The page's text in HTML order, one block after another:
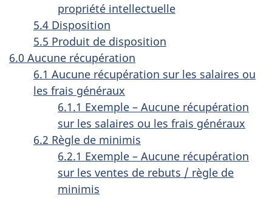
propriété intellectuelle
5.4 Disposition
5.5 Produit de disposition
6.0 Aucune récupération
6.1 Aucune récupération sur les salaires ou
les frais généraux
6.1.1 Exemple – Aucune récupération
sur les salaires ou les frais généraux
6.2 Règle de minimis
6.2.1 Exemple – Aucune récupération
sur les ventes de rebuts / règle de
minimis